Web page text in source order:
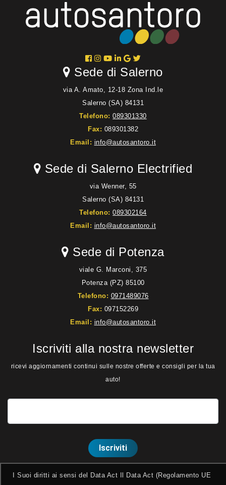
Sede di Salerno
via A. Amato, 12-18 Zona Ind.le
Salerno (SA) 84131
Telefono:089301330
Fax: 089301382
Email: info@autosantoro.it
Sede di Salerno Electrified
via Wenner, 55
Salerno (SA) 84131
Telefono:089302164
Email: info@autosantoro.it
Sede di Potenza
viale G. Marconi, 375
Potenza (PZ) 85100
Telefono: 0971489076
Fax: 097152269
Email: info@autosantoro.it
Iscriviti alla nostra newsletter
ricevi aggiornamenti continui sulle nostre offerte e consigli per la tua
auto!
I Suoi diritti ai sensi del Data Act Il Data Act (Regolamento UE